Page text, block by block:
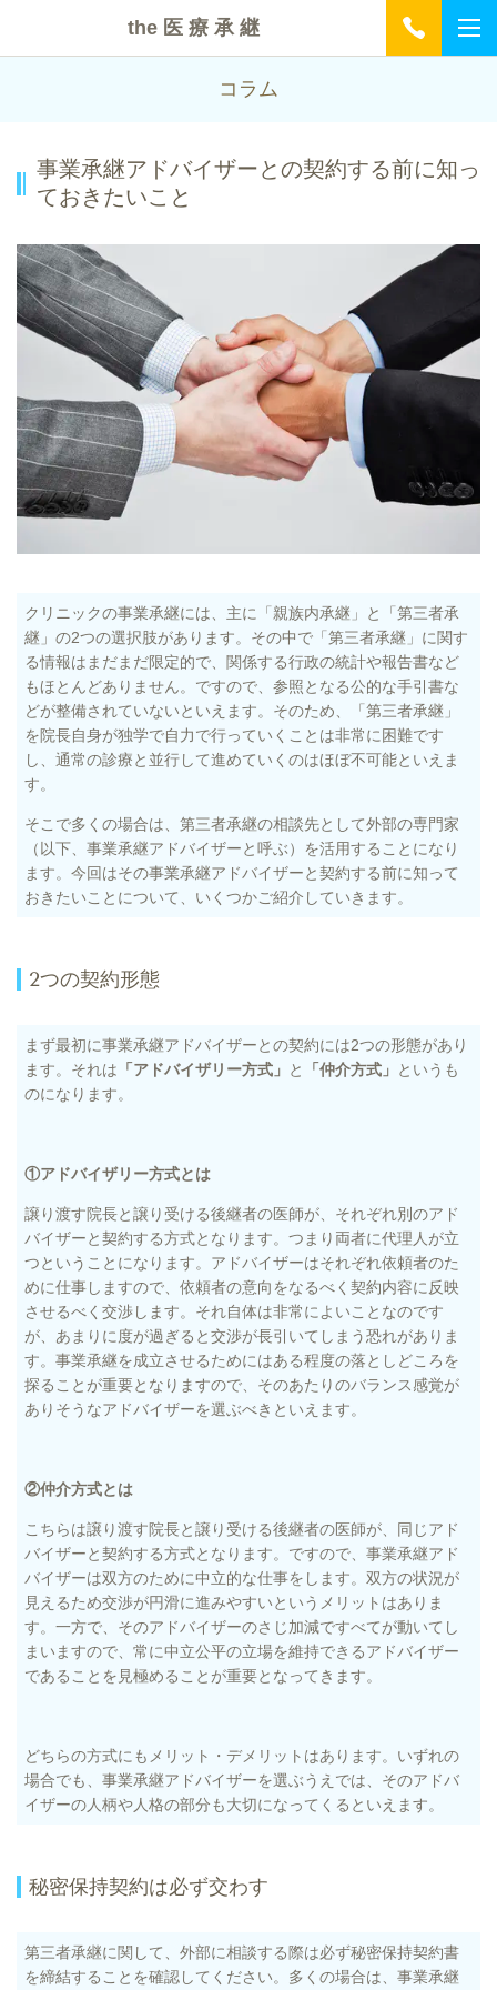
the 医 療 承 継
コラム
事業承継アドバイザーとの契約する前に知っ
ておきたいこと
クリニックの事業承継には、主に「親族内承継」と「第三者承
継」の2つの選択肢があります。その中で「第三者承継」に関す
る情報はまだまだ限定的で、関係する行政の統計や報告書など
もほとんどありません。ですので、参照となる公的な手引書な
どが整備されていないといえます。そのため、「第三者承継」
を院長自身が独学で自力で行っていくことは非常に困難です
し、通常の診療と並行して進めていくのはほぼ不可能といえま
す。
そこで多くの場合は、第三者承継の相談先として外部の専門家
（以下、事業承継アドバイザーと呼ぶ）を活用することになり
ます。今回はその事業承継アドバイザーと契約する前に知って
おきたいことについて、いくつかご紹介していきます。
2つの契約形態
まず最初に事業承継アドバイザーとの契約には2つの形態があり
ます。それは 「アドバイザリー方式」 と 「仲介方式」 というも
のになります。
①アドバイザリー方式とは
譲り渡す院長と譲り受ける後継者の医師が、それぞれ別のアド
バイザーと契約する方式となります。つまり両者に代理人が立
つということになります。アドバイザーはそれぞれ依頼者のた
めに仕事しますので、依頼者の意向をなるべく契約内容に反映
させるべく交渉します。それ自体は非常によいことなのです
が、あまりに度が過ぎると交渉が長引いてしまう恐れがありま
す。事業承継を成立させるためにはある程度の落としどころを
探ることが重要となりますので、そのあたりのバランス感覚が
ありそうなアドバイザーを選ぶべきといえます。
②仲介方式とは
こちらは譲り渡す院長と譲り受ける後継者の医師が、同じアド
バイザーと契約する方式となります。ですので、事業承継アド
バイザーは双方のために中立的な仕事をします。双方の状況が
見えるため交渉が円滑に進みやすいというメリットはありま
す。一方で、そのアドバイザーのさじ加減ですべてが動いてし
まいますので、常に中立公平の立場を維持できるアドバイザー
であることを見極めることが重要となってきます。
どちらの方式にもメリット・デメリットはあります。いずれの
場合でも、事業承継アドバイザーを選ぶうえでは、そのアドバ
イザーの人柄や人格の部分も大切になってくるといえます。
秘密保持契約は必ず交わす
第三者承継に関して、外部に相談する際は必ず秘密保持契約書
を締結することを確認してください。多くの場合は、事業承継